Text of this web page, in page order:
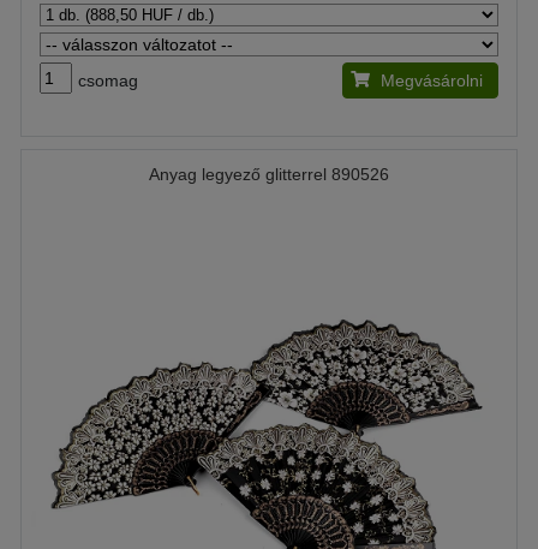
csomag Megvásárolni
Anyag legyező glitterrel 890526